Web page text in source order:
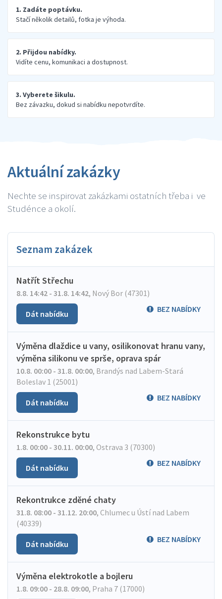
1. Zadáte poptávku.
Stačí několik detailů, fotka je výhoda.
2. Přijdou nabídky.
Vidíte cenu, komunikaci a dostupnost.
3. Vyberete šikulu.
Bez závazku, dokud si nabídku nepotvrdíte.
Aktuální zakázky
Nechte se inspirovat zakázkami ostatních třeba i ve
Studénce a okolí.
Seznam zakázek
Natřít Střechu
8.8. 14:42 - 31.8. 14:42, Nový Bor (47301)
BEZ NABÍDKY
Dát nabídku
Výměna dlaždice u vany, osilikonovat hranu vany,
výměna silikonu ve sprše, oprava spár
10.8. 00:00 - 31.8. 00:00, Brandýs nad Labem-Stará
Boleslav 1 (25001)
BEZ NABÍDKY
Dát nabídku
Rekonstrukce bytu
1.8. 00:00 - 30.11. 00:00, Ostrava 3 (70300)
BEZ NABÍDKY
Dát nabídku
Rekontrukce zděné chaty
31.8. 08:00 - 31.12. 20:00, Chlumec u Ústí nad Labem
(40339)
BEZ NABÍDKY
Dát nabídku
Výměna elektrokotle a bojleru
1.8. 09:00 - 28.8. 09:00, Praha 7 (17000)